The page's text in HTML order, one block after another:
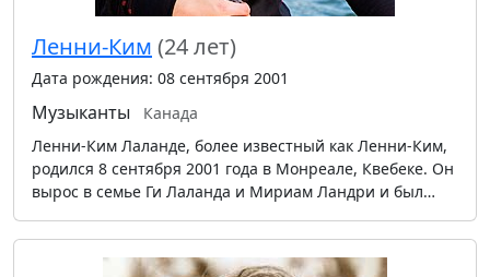
Ленни-Ким (24 лет)
Дата рождения: 08 сентября 2001
Музыканты
Канада
Ленни-Ким Лаланде, более известный как Ленни-Ким,
родился 8 сентября 2001 года в Монреале, Квебеке. Он
вырос в семье Ги Лаланда и Мириам Ландри и был…